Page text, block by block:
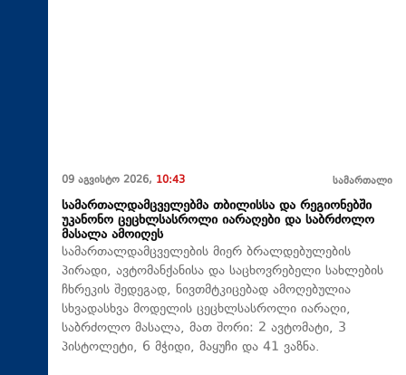
09 აგვისტო 2026, 10:43 სამართალი
სამართალდამცველებმა თბილისსა და რეგიონებში
უკანონო ცეცხლსასროლი იარაღები და საბრძოლო
მასალა ამოიღეს
სამართალდამცველების მიერ ბრალდებულების
პირადი, ავტომანქანისა და საცხოვრებელი სახლების
ჩხრეკის შედეგად, ნივთმტკიცებად ამოღებულია
სხვადასხვა მოდელის ცეცხლსასროლი იარაღი,
საბრძოლო მასალა, მათ შორი: 2 ავტომატი, 3
პისტოლეტი, 6 მჭიდი, მაყუჩი და 41 ვაზნა.